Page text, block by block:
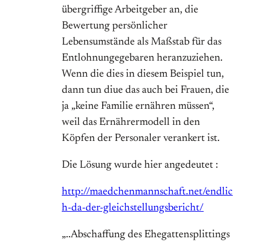
übergriffige Arbeitgeber an, die
Bewertung persönlicher
Lebensumstände als Maßstab für das
Entlohnungegebaren heranzuziehen.
Wenn die dies in diesem Beispiel tun,
dann tun diue das auch bei Frauen, die
ja „keine Familie ernähren müssen“,
weil das Ernährermodell in den
Köpfen der Personaler verankert ist.
Die Lösung wurde hier angedeutet :
http://maedchenmannschaft.net/endlic
h-da-der-gleichstellungsbericht/
„..Abschaffung des Ehegattensplittings